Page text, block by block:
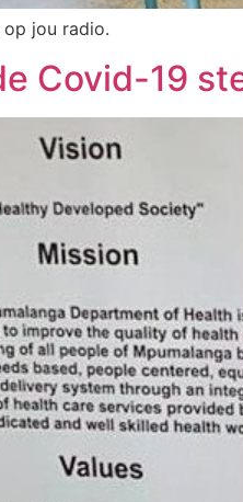
jou radio.
Covid-19